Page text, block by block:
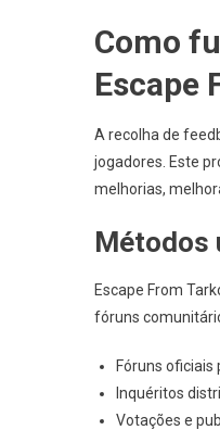
Como
Escape
A recolha de
jogadores. Este
melhorias,
Métodos
Escape From
fóruns
Fóruns
Inquéritos
Votações e